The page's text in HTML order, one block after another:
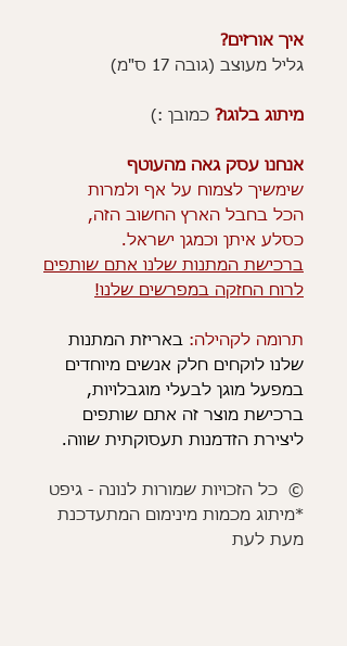
איך אורזים?
גליל מעוצב (גובה 17 ס"מ)
מיתוג בלוגו? כמובן :)
אנחנו עסק גאה מהעוטף
שימשיך לצמוח על אף ולמרות
הכל בחבל הארץ החשוב הזה,
כסלע איתן וכמגן ישראל.
ברכישת המתנות שלנו אתם שותפים
לרוח החזקה במפרשים שלנו!
תרומה לקהילה: באריזת המתנות
שלנו לוקחים חלק אנשים מיוחדים
במפעל מוגן לבעלי מוגבלויות,
ברכישת מוצר זה אתם שותפים
ליצירת הזדמנות תעסוקתית שווה.
© כל הזכויות שמורות לנונה - גיפט
*מיתוג מכמות מינימום המתעדכנת
מעת לעת